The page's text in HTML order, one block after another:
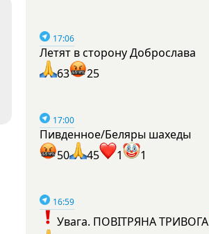
17:06
Летят в сторону Доброслава
63
25
17:00
Пивденное/Беляры шахеды
50
45 1 1
16:59
Увага. ПОВІТРЯНА ТРИВОГА